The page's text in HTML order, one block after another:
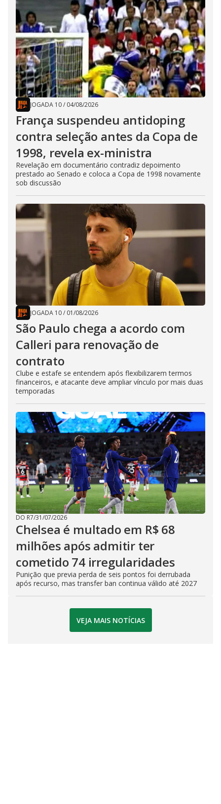
JOGADA 10/ 04/08/2026
França suspendeu antidoping
contra seleção antes da Copa de
1998, revela ex-ministra
Revelação em documentário contradiz depoimento
prestado ao Senado e coloca a Copa de 1998 novamente
sob discussão
JOGADA 10/ 01/08/2026
São Paulo chega a acordo com
Calleri para renovação de
contrato
Clube e estafe se entendem após flexibilizarem termos
financeiros, e atacante deve ampliar vínculo por mais duas
temporadas
DO R7/31/07/2026
Chelsea é multado em R$ 68
milhões após admitir ter
cometido 74 irregularidades
Punição que previa perda de seis pontos foi derrubada
após recurso, mas transfer ban continua válido até 2027
VEJA MAIS NOTÍCIAS